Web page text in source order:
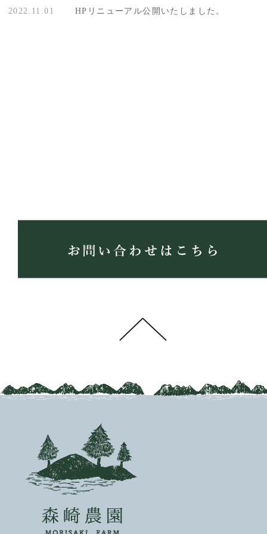
2022.11.01 HPリニューアル公開いたしました。